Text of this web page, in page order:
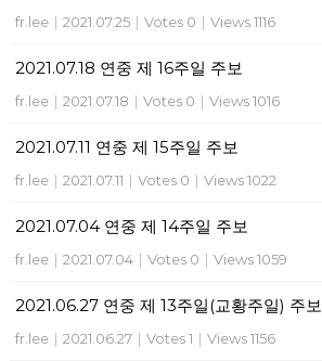
fr.lee | 2021.07.25 | Votes 0 | Views 1116
2021.07.18 연중 제 16주일 주보
fr.lee | 2021.07.18 | Votes 0 | Views 1016
2021.07.11 연중 제 15주일 주보
fr.lee | 2021.07.11 | Votes 0 | Views 1022
2021.07.04 연중 제 14주일 주보
fr.lee | 2021.07.04 | Votes 0 | Views 1059
2021.06.27 연중 제 13주일(교황주일) 주보
fr.lee | 2021.06.27 | Votes 1 | Views 1156